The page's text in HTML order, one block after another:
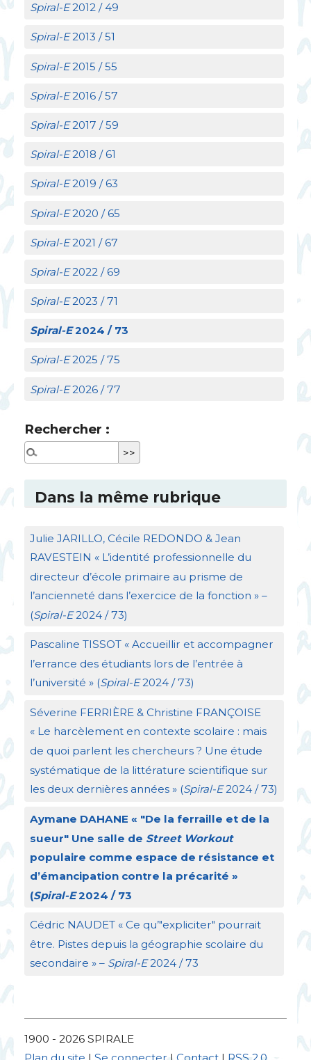
Spiral-E2012 / 49
Spiral-E2013 / 51
Spiral-E2015 / 55
Spiral-E2016 / 57
Spiral-E2017 / 59
Spiral-E2018 / 61
Spiral-E2019 / 63
Spiral-E2020 / 65
Spiral-E2021 / 67
Spiral-E2022 / 69
Spiral-E2023 / 71
Spiral-E2024 / 73
Spiral-E2025 / 75
Spiral-E2026 / 77
Rechercher :
Dans la même rubrique
Julie JARILLO, Cécile REDONDO & Jean
RAVESTEIN « L’identité professionnelle du
directeur d’école primaire au prisme de
l’ancienneté dans l’exercice de la fonction » –
(Spiral-E2024 / 73)
Pascaline TISSOT« Accueillir et accompagner
l’errance des étudiants lors de l’entrée à
l’université » (Spiral-E2024 / 73)
Séverine FERRIÈRE& Christine FRANÇOISE
« Le harcèlement en contexte scolaire : mais
de quoi parlent les chercheurs ? Une étude
systématique de la littérature scientifique sur
les deux dernières années » (Spiral-E2024 / 73)
Aymane DAHANE « "De la ferraille et de la
sueur" Une salle de Street Workout
populaire comme espace de résistance et
d’émancipation contre la précarité »
(Spiral-E2024 / 73
Cédric NAUDET« Ce qu’"expliciter" pourrait
être. Pistes depuis la géographie scolaire du
secondaire » – Spiral-E2024 / 73
1900 - 2026 SPIRALE